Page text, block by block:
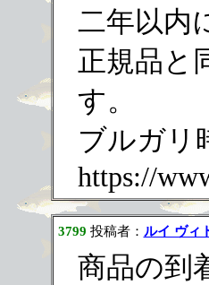
二年以内
正規品と
す。
ブルガリ
https://
3799 投稿者： ルイ ヴィ
商品の到